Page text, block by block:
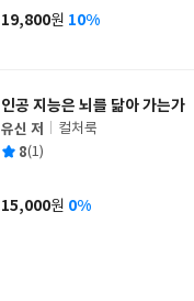
사
가
19,800원 10%
인공 지능은 뇌를 닮아 가는가
글
쓴
유신 저
출
사
컬처룩
평 8(1)
가
15,000원 0%